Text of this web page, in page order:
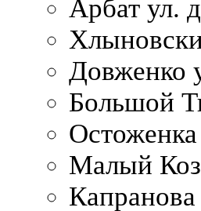
Арбат ул.
Довженко
Большой
Малый